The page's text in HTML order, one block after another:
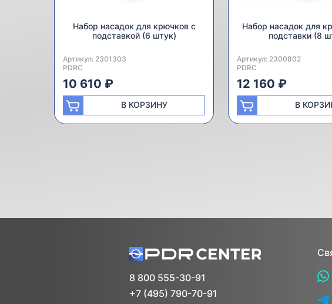
Набор насадок для крючков с
подставкой (6 штук)
Артикул: 2301303
Производитель:
PDRC
10 610 ₽
В КОРЗИНУ
Набор насадок для
подставки (8
Артикул: 2300802
Производитель:
PDRC
12 160 ₽
В
8 800 555-30-91
+7 (495) 790-70-91